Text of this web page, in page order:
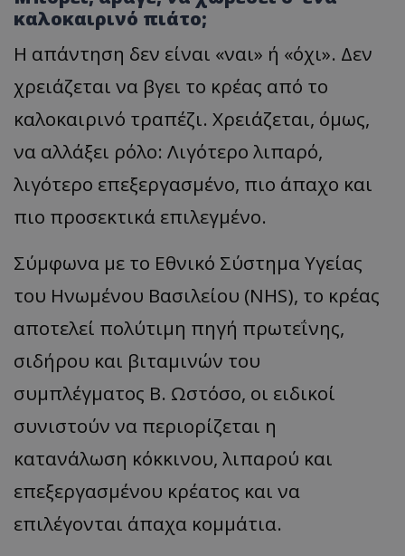
καλοκαιρινό πιάτο;
Η απάντηση δεν είναι «ναι» ή «όχι». Δεν
χρειάζεται να βγει το κρέας από το
καλοκαιρινό τραπέζι. Χρειάζεται, όμως,
να αλλάξει ρόλο: Λιγότερο λιπαρό,
λιγότερο επεξεργασμένο, πιο άπαχο και
πιο προσεκτικά επιλεγμένο.
Σύμφωνα με το Εθνικό Σύστημα Υγείας
του Ηνωμένου Βασιλείου (NHS), το κρέας
αποτελεί πολύτιμη πηγή πρωτεΐνης,
σιδήρου και βιταμινών του
συμπλέγματος Β. Ωστόσο, οι ειδικοί
συνιστούν να περιορίζεται η
κατανάλωση κόκκινου, λιπαρού και
επεξεργασμένου κρέατος και να
επιλέγονται άπαχα κομμάτια.